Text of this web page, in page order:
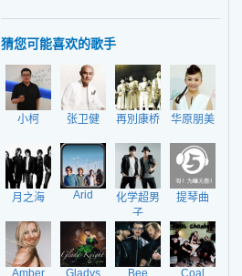
猜您可能喜欢的歌手
小柯 张卫健 再別康桥 华原朋美
月之海 Arid
化学超男
子
提琴曲
Amber Gladys Bee Coal